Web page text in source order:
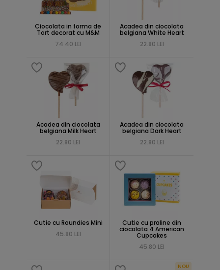
Ciocolata in forma de
Tort decorat cu M&M
74.40 LEI
Acadea din ciocolata
belgiana White Heart
22.80 LEI
Acadea din ciocolata
belgiana Milk Heart
22.80 LEI
Acadea din ciocolata
belgiana Dark Heart
22.80 LEI
Cutie cu Roundies Mini
45.80 LEI
Cutie cu praline din
ciocolata 4 American
Cupcakes
45.80 LEI
NOU